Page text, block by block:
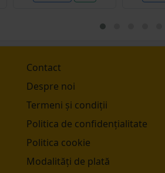
Contact
Despre noi
Termeni și condiții
Politica de confidențialitate
Politica cookie
Modalități de plată